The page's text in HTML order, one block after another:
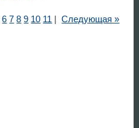
6 7 8 9 10 11 |Следующая »